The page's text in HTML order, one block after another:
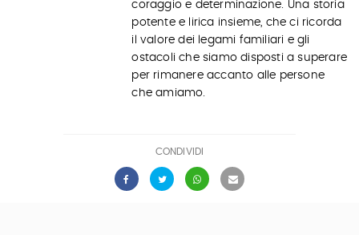
coraggio e determinazione. Una storia
potente e lirica insieme, che ci ricorda
il valore dei legami familiari e gli
ostacoli che siamo disposti a superare
per rimanere accanto alle persone
che amiamo.
CONDIVIDI